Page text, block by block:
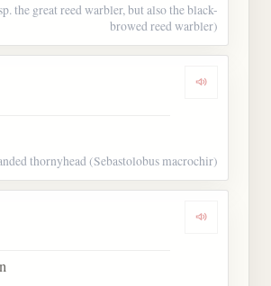
the great reed warbler, but also the black-
browed reed warbler)
Dengarkan
thornyhead (Sebastolobus macrochir)
Dengarkan